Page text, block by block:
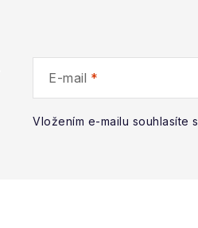
E-mail
Vložením e-mailu souhlasíte s